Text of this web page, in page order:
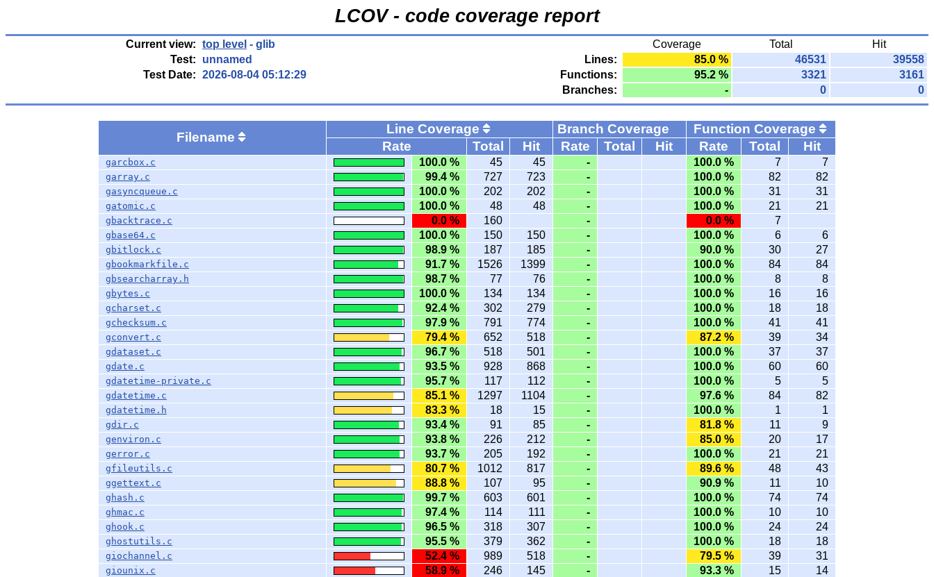
LCOV - code coverage report
Current view: top level - glib Coverage Total
Hit
Test:
unnamed Lines: 85.0 % 46531
39558
Test Date: 2026-08-04 05:12:29 Functions: 95.2 % 3321
3161
Branches:
- 0 0
Filename
Line Coverage Branch Coverage
Function Coverage
Rate
Total Hit Rate Total Hit Rate Total Hit
garcbox.c 100.0 % 45 45 - 100.0 % 7 7
garray.c 99.4 % 727 723 - 100.0 % 82 82
gasyncqueue.c 100.0 % 202 202 - 100.0 % 31 31
gatomic.c 100.0 % 48 48 - 100.0 % 21 21
gbacktrace.c 0.0 % 160 - 0.0 % 7
gbase64.c 100.0 % 150 150 - 100.0 % 6 6
gbitlock.c 98.9 % 187 185 - 90.0 % 30 27
gbookmarkfile.c 91.7 % 1526 1399 - 100.0 % 84 84
gbsearcharray.h 98.7 % 77 76 - 100.0 % 8 8
gbytes.c 100.0 % 134 134 - 100.0 % 16 16
gcharset.c 92.4 % 302 279 - 100.0 % 18 18
gchecksum.c 97.9 % 791 774 - 100.0 % 41 41
gconvert.c 79.4 % 652 518 - 87.2 % 39 34
gdataset.c 96.7 % 518 501 - 100.0 % 37 37
gdate.c 93.5 % 928 868 - 100.0 % 60 60
gdatetime-private.c 95.7 % 117 112 - 100.0 % 5 5
gdatetime.c 85.1 % 1297 1104 - 97.6 % 84 82
gdatetime.h 83.3 % 18 15 - 100.0 % 1 1
gdir.c 93.4 % 91 85 - 81.8 % 11 9
genviron.c 93.8 % 226 212 - 85.0 % 20 17
gerror.c 93.7 % 205 192 - 100.0 % 21 21
gfileutils.c 80.7 % 1012 817 - 89.6 % 48 43
ggettext.c 88.8 % 107 95 - 90.9 % 11 10
ghash.c 99.7 % 603 601 - 100.0 % 74 74
ghmac.c 97.4 % 114 111 - 100.0 % 10 10
ghook.c 96.5 % 318 307 - 100.0 % 24 24
ghostutils.c 95.5 % 379 362 - 100.0 % 18 18
giochannel.c 52.4 % 989 518 - 79.5 % 39 31
giounix.c 58.9 % 246 145 - 93.3 % 15 14